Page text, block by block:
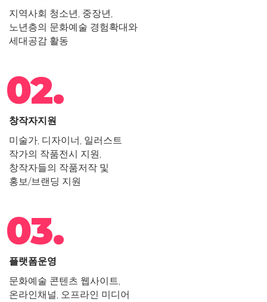
지역사회 청소년, 중장년,
노년층의 문화예술 경험확대와
세대공감 활동
02.
창작자지원
미술가, 디자이너, 일러스트
작가의 작품전시 지원,
창작자들의 작품저작 및
홍보/브랜딩 지원
03.
플랫폼운영
문화예술 콘텐츠 웹사이트,
온라인채널, 오프라인 미디어